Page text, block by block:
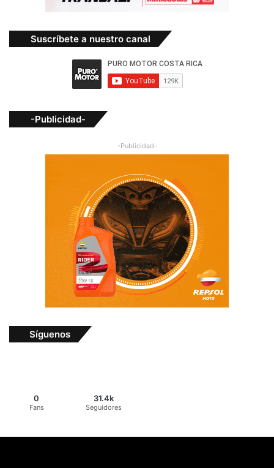
Suscríbete a nuestro canal
-Publicidad-
-Publicidad-
Síguenos
0
Fans
31.4k
Seguidores